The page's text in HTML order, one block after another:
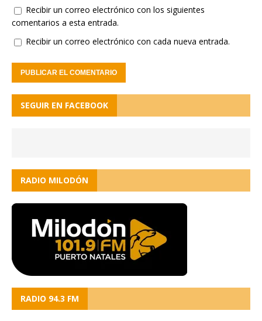
Recibir un correo electrónico con los siguientes
comentarios a esta entrada.
Recibir un correo electrónico con cada nueva entrada.
SEGUIR EN FACEBOOK
RADIO MILODÓN
RADIO 94.3 FM